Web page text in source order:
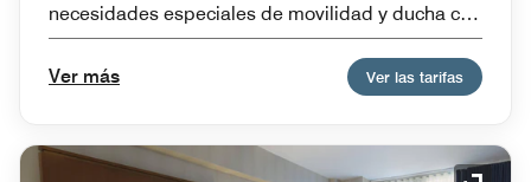
necesidades especiales de movilidad y ducha con
acceso para sillas de ruedas, Accesible con ducha
para personas con necesidades especiales,
Accesible para personas con problemas de
Ver más Ver las tarifas